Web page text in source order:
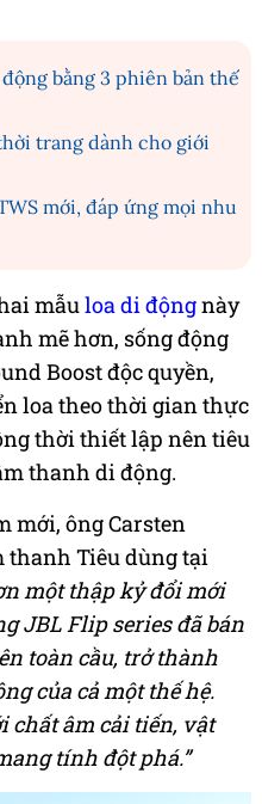
bằng 3 phiên bản thế
trang dành cho giới
mới, đáp ứng mọi nhu
mẫuloa di độngnày
mẽ hơn, sống động
Boost độc quyền,
loa theo thời gian thực
thời thiết lập nên tiêu
thanh di động.
mới, ông Carsten
thanh Tiêu dùng tại
một thập kỷ đổi mới
JBL Flip series đã bán
toàn cầu, trở thành
của cả một thế hệ.
chất âm cải tiến, vật
tính đột phá.”